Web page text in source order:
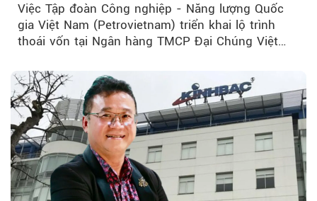
Việc Tập đoàn Công nghiệp - Năng lượng Quốc
gia Việt Nam (Petrovietnam) triển khai lộ trình
thoái vốn tại Ngân hàng TMCP Đại Chúng Việt